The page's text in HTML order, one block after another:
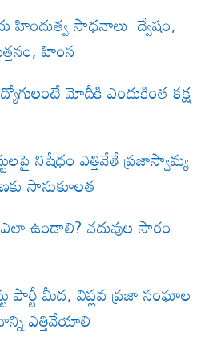
హిందుత్వ సాధనాలు ద్వేషం,
హింస
మోదీకి ఎందుకింత కక్ష
నిషేధం ఎత్తివేతే ప్రజాస్వామ్య
సానుకూలత
ఎలా ఉండాలి? చదువుల సారం
పార్టీ మీద, విప్లవ ప్రజా సంఘాల
ఎత్తివేయాలి